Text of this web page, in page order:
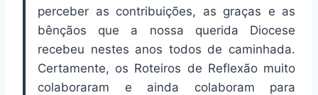
perceber as contribuições, as graças e as
bênçãos que a nossa querida Diocese
recebeu nestes anos todos de caminhada.
Certamente, os Roteiros de Reflexão muito
colaboraram e ainda colaboram para